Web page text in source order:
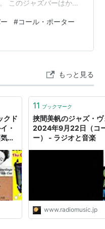
場の、映画のでは
用いられ、物哀し
）
Home To
このジャズバーはかな
ッションに行き慣れた
れがきっかけでグルー
ある。 ところでこのお
的でジャズバーに行か
#コール・ポーター
もっと見る
クド
・
船
11 ブックマーク
挾間美帆のジャズ・
2024年9月22日（コ
ー） - ラジオと音楽
www.radiomusic.jp